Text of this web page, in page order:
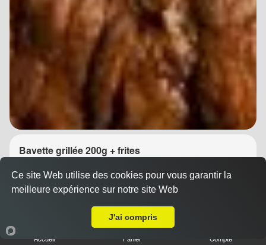
Bavette grillée 200g + frites
Dès14.90 €
Accueil Panier Compte
Ce site Web utilise des cookies pour vous garantir la
meilleure expérience sur notre site Web
J'ai compris